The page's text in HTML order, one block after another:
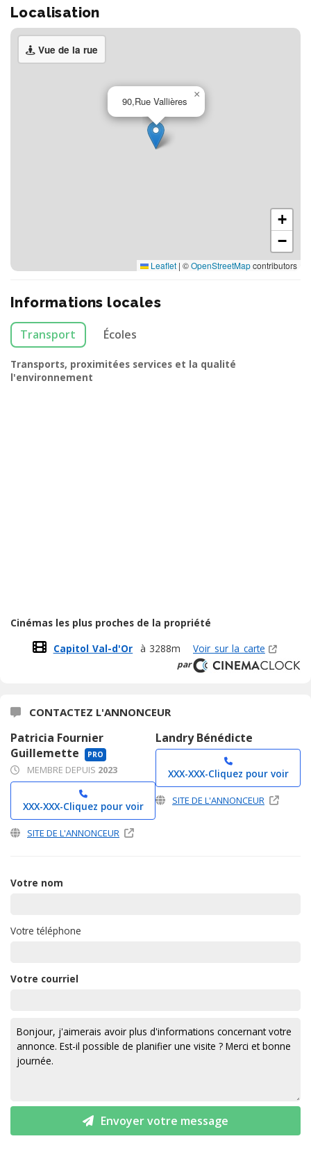
Localisation
Vue de la rue
90,Rue Vallières
×
+
−
Leaflet | ©OpenStreetMapcontributors
Informations locales
Transport Écoles
Transports, proximitées services et la qualité
l'environnement
Cinémas les plus proches de la propriété
Capitol Val-d'Or à 3288m Voir sur la carte
par
CONTACTEZ L'ANNONCEUR
Patricia Fournier
Guillemette
PRO
MEMBRE DEPUIS 2023
XXX-XXX-Cliquez pour voir
SITE DE L'ANNONCEUR
Landry Bénédicte
XXX-XXX-Cliquez pour voir
SITE DE L'ANNONCEUR
Votre nom
Votre téléphone
Votre courriel
Envoyer votre message